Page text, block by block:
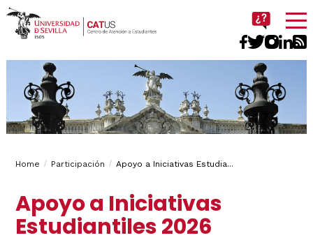
Imagen
Breadcrumbs
You
here:
Home Participación Apoyo a Iniciativas Estudia...
Apoyo a Iniciativas
Estudiantiles 2026